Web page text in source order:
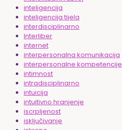
inteligencija
inteligencija tijela
interdisciplinarno
Interliber
internet
interpersonalna komunikacija
interpersonalne kompetencije
intimnost
intradisciplinarno
intuicija
intuitivno hranjenje
iscrpljenost
isključivanje